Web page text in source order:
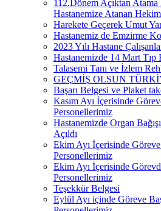
112.Dönem Açıktan Atama
Hastanemize Atanan
Harekete Geçerek Umut
Hastanemiz de Emzirme
2023 Yılı Hastane
Hastanemizde 14 Mart Tıp
Talasemi Tanı ve İzlem
GEÇMİŞ OLSUN
Başarı Belgesi ve Plaket
Kasım Ayı İçerisinde
Personellerimiz
Hastanemizde Organ
Açıldı
Ekim Ayı İçerisinde Göreve
Personellerimiz
Ekim Ayı İçerisinde
Personellerimiz
Teşekkür Belgesi
Eylül Ayı içinde Göreve